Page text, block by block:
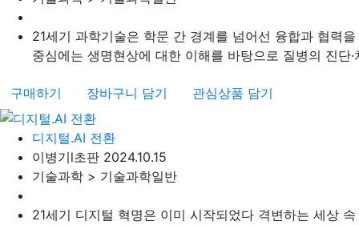
21세기 과학기술은 학문 간 경계를 넘어선 융합과 협력
중심에는 생명현상에 대한 이해를 바탕으로 질병의 진단·
구매하기 장바구니 담기 관심상품 담기
디지털.AI 전환
이병기l초판 2024.10.15
기술과학 > 기술과학일반
21세기 디지털 혁명은 이미 시작되었다 격변하는 세상